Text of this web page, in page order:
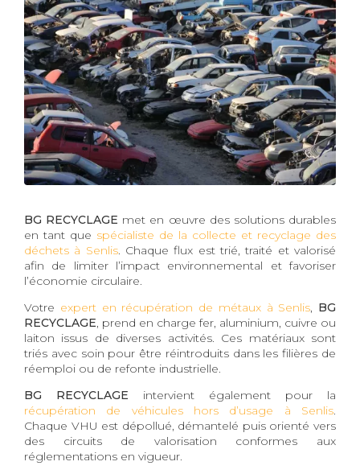
BG RECYCLAGE met en œuvre des solutions durables
en tant que spécialiste de la collecte et recyclage des
déchets à Senlis. Chaque flux est trié, traité et valorisé
afin de limiter l’impact environnemental et favoriser
l’économie circulaire.
Votre expert en récupération de métaux à Senlis, BG
RECYCLAGE, prend en charge fer, aluminium, cuivre ou
laiton issus de diverses activités. Ces matériaux sont
triés avec soin pour être réintroduits dans les filières de
réemploi ou de refonte industrielle.
BG RECYCLAGE intervient également pour la
récupération de véhicules hors d’usage à Senlis.
Chaque VHU est dépollué, démantelé puis orienté vers
des circuits de valorisation conformes aux
réglementations en vigueur.